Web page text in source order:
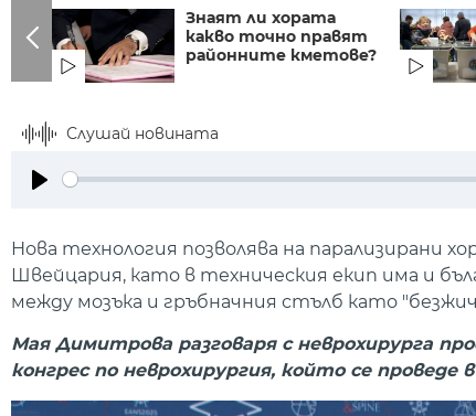
Знаят ли хората
какво точно правят
районните кметове?
Слушай новината
Нова технология позволява на парализирани
Швейцария, като в техническия екип има и
между мозъка и гръбначния стълб като
Мая Димитрова разговаря с неврохирурга
конгрес по неврохирургия, който се проведе